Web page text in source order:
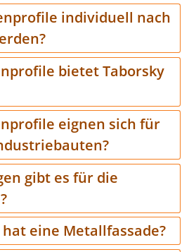
individuell nach
bietet Taborsky
eignen sich für
gibt es für die
eine Metallfassade?